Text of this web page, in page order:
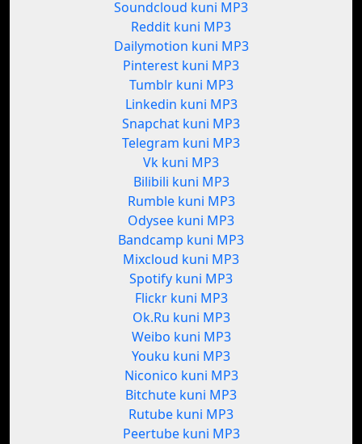
Soundcloud kuni MP3
Reddit kuni MP3
Dailymotion kuni MP3
Pinterest kuni MP3
Tumblr kuni MP3
Linkedin kuni MP3
Snapchat kuni MP3
Telegram kuni MP3
Vk kuni MP3
Bilibili kuni MP3
Rumble kuni MP3
Odysee kuni MP3
Bandcamp kuni MP3
Mixcloud kuni MP3
Spotify kuni MP3
Flickr kuni MP3
Ok.Ru kuni MP3
Weibo kuni MP3
Youku kuni MP3
Niconico kuni MP3
Bitchute kuni MP3
Rutube kuni MP3
Peertube kuni MP3